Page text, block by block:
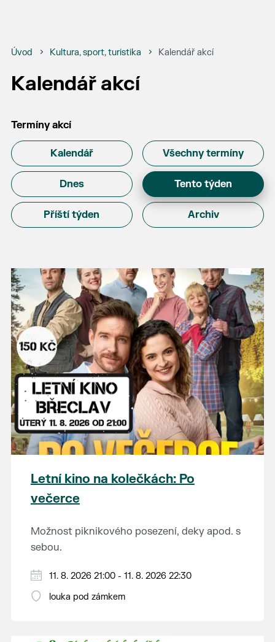
Úvod Kultura, sport, turistika Kalendář akcí
Kalendář akcí
Termíny akcí
Kalendář Všechny termíny
Dnes Tento týden
Příští týden Archiv
Letní kino na kolečkách: Po
večerce
Možnost piknikového posezení, deky apod. s
sebou.
V případě nepřízně počasí se promítání ruší.
Kino otevřeno hodinu před promítáním,
11. 8. 2026 21:00 - 11. 8. 2026 22:30
louka pod zámkem